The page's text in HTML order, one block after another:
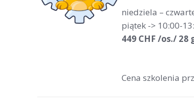
niedziela –
piątek -> 10:00-
449 CHF /os./ 28
Cena szkolenia